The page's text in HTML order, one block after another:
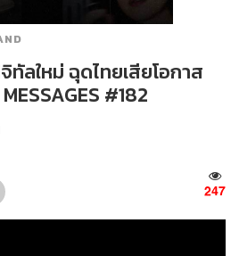
ลใหม่ ฉุดไทยเสียโอกาส
#182
247